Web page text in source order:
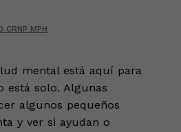
CRNP MPH
mental está aquí para
está solo. Algunas
algunos pequeños
y ver si ayudan o